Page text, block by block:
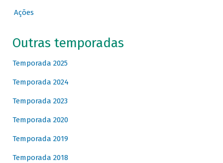
Ações
Outras temporadas
Temporada 2025
Temporada 2024
Temporada 2023
Temporada 2020
Temporada 2019
Temporada 2018